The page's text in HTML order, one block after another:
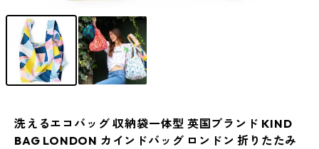
洗えるエコバッグ 収納袋一体型 英国ブランド KIND
BAG LONDON カインドバッグ ロンドン 折りたたみ